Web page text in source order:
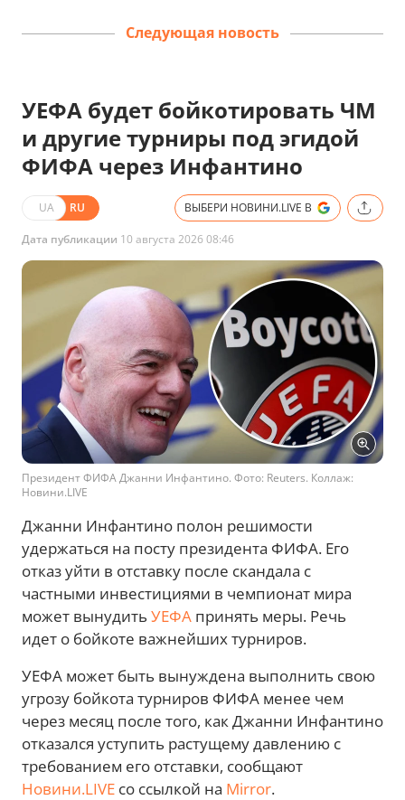
Следующая новость
УЕФА будет бойкотировать ЧМ
и другие турниры под эгидой
ФИФА через Инфантино
UA RU ВЫБЕРИ НОВИНИ.LIVE В
Дата публикации 10 августа 2026 08:46
Президент ФИФА Джанни Инфантино. Фото: Reuters. Коллаж:
Новини.LIVE
Джанни Инфантино полон решимости
удержаться на посту президента ФИФА. Его
отказ уйти в отставку после скандала с
частными инвестициями в чемпионат мира
может вынудить УЕФА принять меры. Речь
идет о бойкоте важнейших турниров.
УЕФА может быть вынуждена выполнить свою
угрозу бойкота турниров ФИФА менее чем
через месяц после того, как Джанни Инфантино
отказался уступить растущему давлению с
требованием его отставки, сообщают
Новини.LIVE со ссылкой на Mirror.